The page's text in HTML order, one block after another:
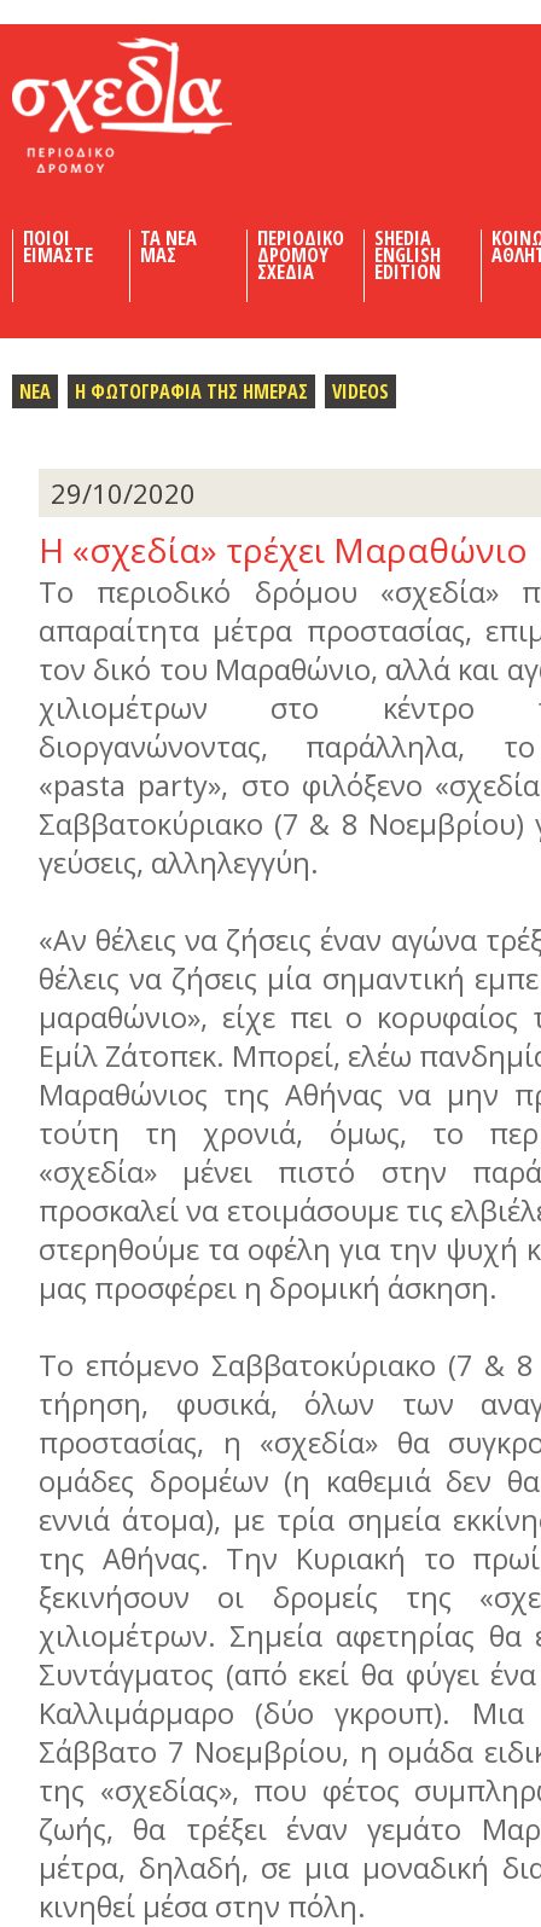
ΠΟΙΟΙ
ΕΙΜΑΣΤΕ
ΤΑ ΝΕΑ
ΜΑΣ
ΠΕΡΙΟΔΙΚΟ
ΔΡΟΜΟΥ
ΣΧΕΔΙΑ
SHEDIA
ENGLISH
EDITION
ΝΕΑ Η ΦΩΤΟΓΡΑΦΙΑ ΤΗΣ ΗΜΕΡΑΣ VIDEOS
29/10/2020
Η «σχεδία» τρέχει Mαραθώνιο
Το περιοδικό δρόμου «σχεδία»
απαραίτητα μέτρα προστασίας,
τον δικό του Μαραθώνιο, αλλά και
χιλιομέτρων στο κέντρο
διοργανώνοντας, παράλληλα,
«pasta party», στο φιλόξενο
Σαββατοκύριακο (7 & 8 Νοεμβρίου)
γεύσεις, αλληλεγγύη.
«Αν θέλεις να ζήσεις έναν αγώνα
θέλεις να ζήσεις μία σημαντική
μαραθώνιο», είχε πει ο κορυφαίος
Εμίλ Ζάτοπεκ. Μπορεί, ελέω
Μαραθώνιος της Αθήνας να μην
τούτη τη χρονιά, όμως, το
«σχεδία» μένει πιστό στην
προσκαλεί να ετοιμάσουμε τις
στερηθούμε τα οφέλη για την ψυχή
μας προσφέρει η δρομική άσκηση.
Το επόμενο Σαββατοκύριακο (7 &
τήρηση, φυσικά, όλων των
προστασίας, η «σχεδία» θα
ομάδες δρομέων (η καθεμιά δεν
εννιά άτομα), με τρία σημεία
της Αθήνας. Την Κυριακή το
ξεκινήσουν οι δρομείς της
χιλιομέτρων. Σημεία αφετηρίας θα
Συντάγματος (από εκεί θα φύγει
Καλλιμάρμαρο (δύο γκρουπ).
Σάββατο 7 Νοεμβρίου, η ομάδα
της «σχεδίας», που φέτος
ζωής, θα τρέξει έναν γεμάτο
μέτρα, δηλαδή, σε μια μοναδική
κινηθεί μέσα στην πόλη.